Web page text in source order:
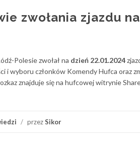
zwołania zjazdu
Polesie zwołał na dzień 22.01.2024
i wyboru członków Komendy Hufca oraz
znajduje się na hufcowej witrynie
/ przezSikor